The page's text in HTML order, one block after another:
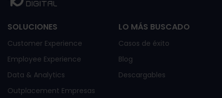
SOLUCIONES
Customer Experience
Employee Experience
Data & Analytics
Outplacement Empresas
LO MÁS BUSCADO
Casos de éxito
Blog
Descargables